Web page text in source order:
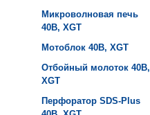
Микроволновая печь
40B, XGT
Мотоблок 40B, XGT
Отбойный молоток 40B,
XGT
Перфоратор SDS-Plus